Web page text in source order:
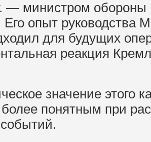
— министром
опыт руководства
для будущих
реакция
значение этого
более понятным при